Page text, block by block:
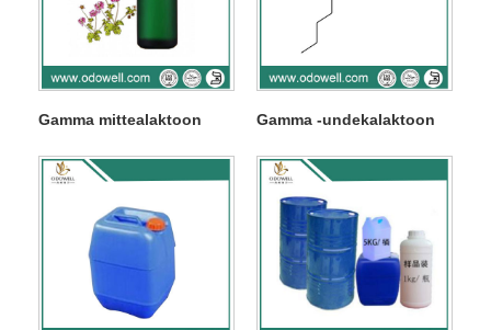
Gamma mittealaktoon Gamma -undekalaktoon